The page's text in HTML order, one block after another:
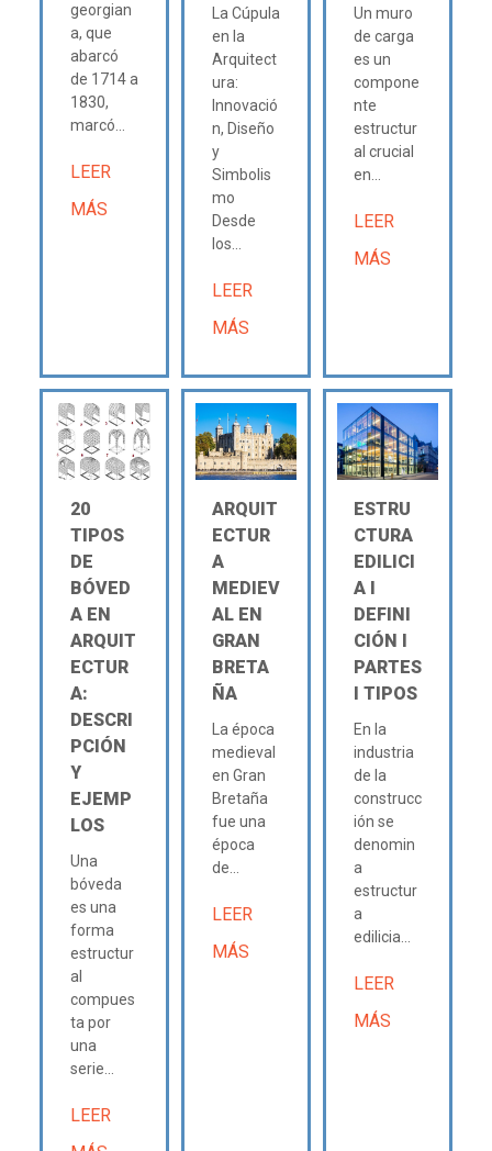
georgian
a, que
abarcó
de 1714 a
1830,
marcó...
LEER
MÁS
La Cúpula
en la
Arquitect
ura:
Innovació
n, Diseño
y
Simbolis
mo
Desde
los...
LEER
MÁS
Un muro
de carga
es un
compone
nte
estructur
al crucial
en...
LEER
MÁS
20
TIPOS
DE
BÓVED
A EN
ARQUIT
ECTUR
A:
DESCRI
PCIÓN
Y
EJEMP
LOS
Una
bóveda
es una
forma
estructur
al
compues
ta por
una
serie...
LEER
ARQUIT
ECTUR
A
MEDIEV
AL EN
GRAN
BRETA
ÑA
La época
medieval
en Gran
Bretaña
fue una
época
de...
LEER
MÁS
ESTRU
CTURA
EDILICI
A Ι
DEFINI
CIÓN Ι
PARTES
Ι TIPOS
En la
industria
de la
construcc
ión se
denomin
a
estructur
a
edilicia...
LEER
MÁS